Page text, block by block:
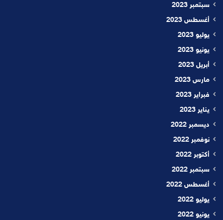
سبتمبر 2023
أغسطس 2023
يوليو 2023
يونيو 2023
أبريل 2023
مارس 2023
فبراير 2023
يناير 2023
ديسمبر 2022
نوفمبر 2022
أكتوبر 2022
سبتمبر 2022
أغسطس 2022
يوليو 2022
يونيو 2022